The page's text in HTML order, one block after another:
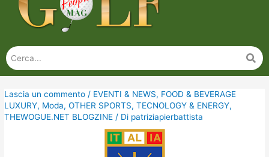
Lascia un commento / EVENTI & NEWS, FOOD & BEVERAGE
LUXURY, Moda,OTHER SPORTS,TECNOLOGY & ENERGY,
THEWOGUE.NET BLOGZINE / Di patriziapierbattista